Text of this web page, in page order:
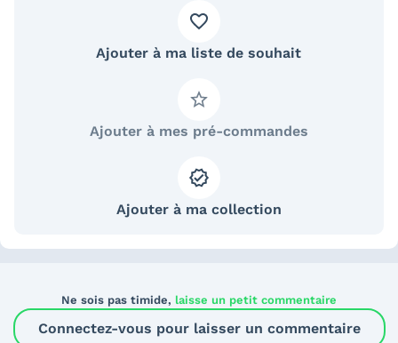
Ajouter à ma liste de souhait
Ajouter à mes pré-commandes
Ajouter à ma collection
Ne sois pas timide, laisse un petit commentaire
Connectez-vous pour laisser un commentaire